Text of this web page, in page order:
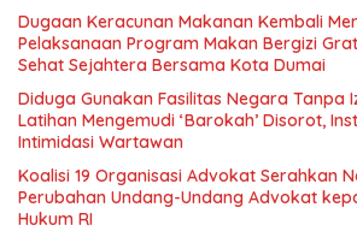
Dugaan Keracunan Makanan Kembali
Pelaksanaan Program Makan Bergizi
Sehat Sejahtera Bersama Kota Dumai
Diduga Gunakan Fasilitas Negara Tanpa
Latihan Mengemudi ‘Barokah’ Disorot,
Intimidasi Wartawan
Koalisi 19 Organisasi Advokat Serahkan
Perubahan Undang-Undang Advokat
Hukum RI